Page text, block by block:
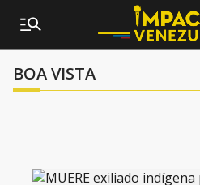
BOA VISTA